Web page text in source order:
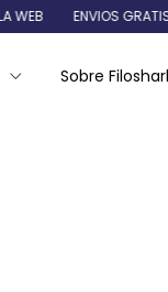
ENVIOS GRATIS
Sobre